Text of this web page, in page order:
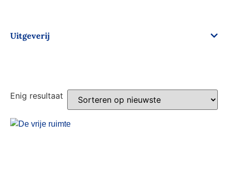
Uitgeverij
Enig resultaat